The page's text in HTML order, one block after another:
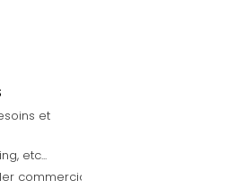
et
etc...
commercial